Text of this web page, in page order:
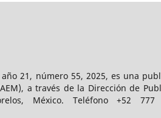
año 21, número 55, 2025, es una
a través de la Dirección de
México. Teléfono +52